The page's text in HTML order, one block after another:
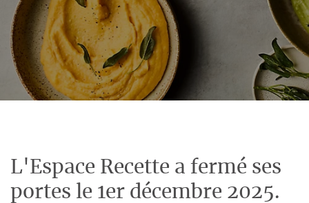
L'Espace Recette a fermé ses
portes le 1er décembre 2025.